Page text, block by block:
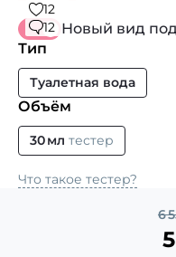
12
12 Новый вид
Тип
Туалетная вода
Объём
30 мл тестер
Что такое тестер?
6